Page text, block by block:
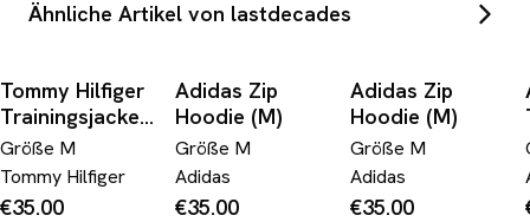
Ähnliche Artikel von lastdecades
Tommy Hilfiger
Trainingsjacke
(M)
Größe M
Tommy Hilfiger
€35.00
Adidas Zip
Hoodie (M)
Größe M
Adidas
€35.00
Adidas Zip
Hoodie (M)
Größe M
Adidas
€35.00